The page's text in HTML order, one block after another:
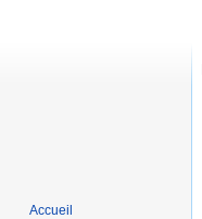
Accueil